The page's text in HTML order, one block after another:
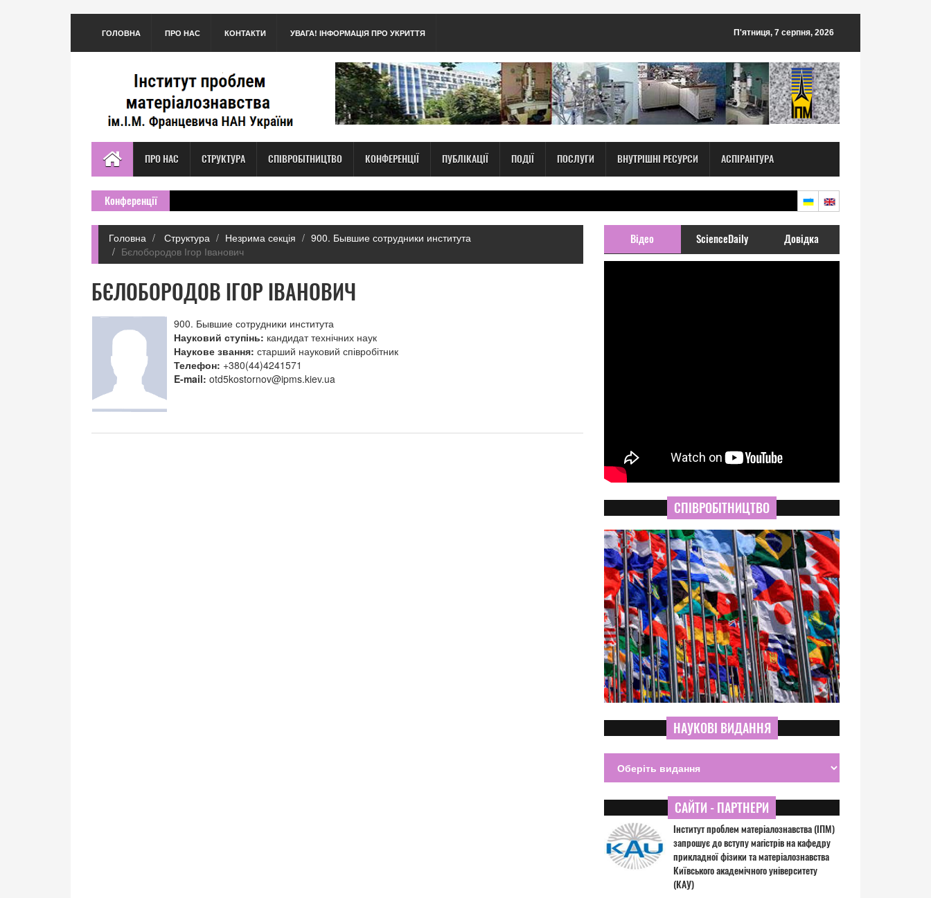
ГОЛОВНА ПРО НАС КОНТАКТИ УВАГА! ІНФОРМАЦІЯ ПРО УКРИТТЯ П'ятниця, 7 серпня, 2026
ПРО НАС СТРУКТУРА СПІВРОБІТНИЦТВО КОНФЕРЕНЦІЇ ПУБЛІКАЦІЇ ПОДІЇ ПОСЛУГИ ВНУТРІШНІ РЕСУРСИ АСПІРАНТУРА
Конференції
Головна Структура Незрима секція
900. Бывшие сотрудники института
Бєлобородов Ігор Іванович
БЄЛОБОРОДОВ ІГОР ІВАНОВИЧ
900. Бывшие сотрудники института
Науковий ступінь: кандидат технічних наук
Наукове звання:старший науковий співробітник
Телефон: +380(44)4241571
E-mail:otd5kostornov@ipms.kiev.ua
Відео ScienceDaily Довідка
СПІВРОБІТНИЦТВО
НАУКОВІ ВИДАННЯ
САЙТИ - ПАРТНЕРИ
Інститут проблем матеріалознавства (ІПМ)
запрошує до вступу магістрів на кафедру
прикладної фізики та матеріалознавства
Київського академічного університету
(КАУ)